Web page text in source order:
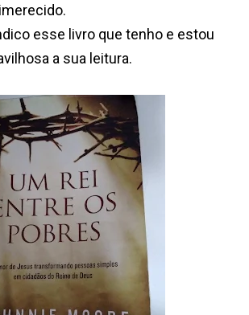
esse livro que tenho e estou
a sua leitura.